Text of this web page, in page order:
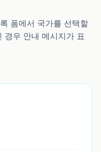
폼에서 국가를 선택할
경우 안내 메시지가 표